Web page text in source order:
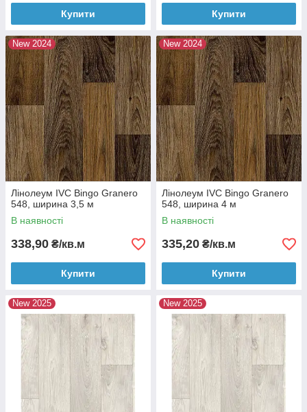
Купити Купити
New 2024
Лінолеум IVC Bingo Granero
548, ширина 3,5 м
В наявності
338,90 ₴/кв.м
Купити
New 2024
Лінолеум IVC Bingo Granero
548, ширина 4 м
В наявності
335,20 ₴/кв.м
Купити
New 2025 New 2025